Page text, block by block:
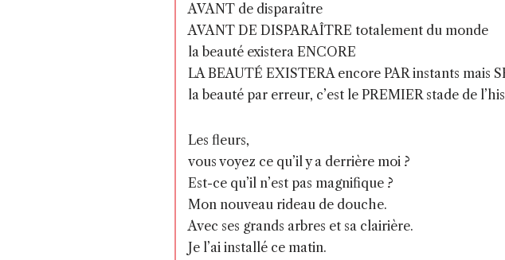
AVANT de disparaître
AVANT DE DISPARAÎTRE totalement du monde
la beauté existera ENCORE
LA BEAUTÉ EXISTERA encore PAR instants mais
la beauté par erreur, c’est le PREMIER stade de
Les fleurs,
vous voyez ce qu’il y a derrière moi ?
Est-ce qu’il n’est pas magnifique ?
Mon nouveau rideau de douche.
Avec ses grands arbres et sa clairière.
Je l’ai installé ce matin.